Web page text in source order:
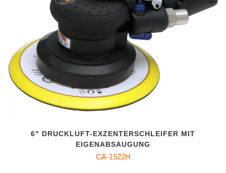
6" DRUCKLUFT-EXZENTERSCHLEIFER MIT
EIGENABSAUGUNG
CA-1522H